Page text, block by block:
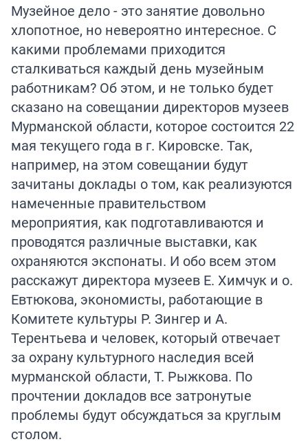
Музейное дело - это занятие довольно
хлопотное, но невероятно интересное. С
какими проблемами приходится
сталкиваться каждый день музейным
работникам? Об этом, и не только будет
сказано на совещании директоров музеев
Мурманской области, которое состоится 22
мая текущего года в г. Кировске. Так,
например, на этом совещании будут
зачитаны доклады о том, как реализуются
намеченные правительством
мероприятия, как подготавливаются и
проводятся различные выставки, как
охраняются экспонаты. И обо всем этом
расскажут директора музеев Е. Химчук и о.
Евтюкова, экономисты, работающие в
Комитете культуры Р. Зингер и А.
Терентьева и человек, который отвечает
за охрану культурного наследия всей
мурманской области, Т. Рыжкова. По
прочтении докладов все затронутые
проблемы будут обсуждаться за круглым
столом.